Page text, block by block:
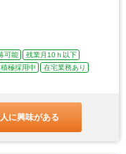
可能
残業月10ｈ以下
積極採用中
在宅業務あり
に興味がある